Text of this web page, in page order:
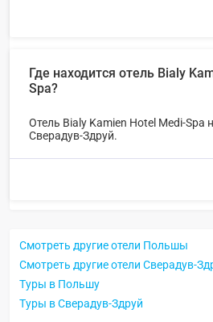
Где находится отель Bialy
Spa?
Отель Bialy Kamien Hotel Medi-Spa
Сверадув-Здруй.
Смотреть другие отели Польшы
Смотреть другие отели Сверадув-
Туры в Польшу
Туры в Сверадув-Здруй